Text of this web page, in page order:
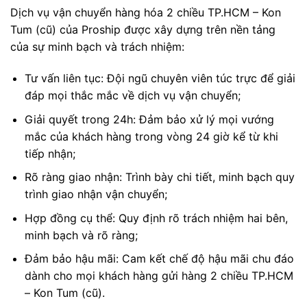
Dịch vụ vận chuyển hàng hóa 2 chiều TP.HCM – Kon
Tum (cũ) của Proship được xây dựng trên nền tảng
của sự minh bạch và trách nhiệm:
Tư vấn liên tục: Đội ngũ chuyên viên túc trực để giải
đáp mọi thắc mắc về dịch vụ vận chuyển;
Giải quyết trong 24h: Đảm bảo xử lý mọi vướng
mắc của khách hàng trong vòng 24 giờ kể từ khi
tiếp nhận;
Rõ ràng giao nhận: Trình bày chi tiết, minh bạch quy
trình giao nhận vận chuyển;
Hợp đồng cụ thể: Quy định rõ trách nhiệm hai bên,
minh bạch và rõ ràng;
Đảm bảo hậu mãi: Cam kết chế độ hậu mãi chu đáo
dành cho mọi khách hàng gửi hàng 2 chiều TP.HCM
– Kon Tum (cũ).